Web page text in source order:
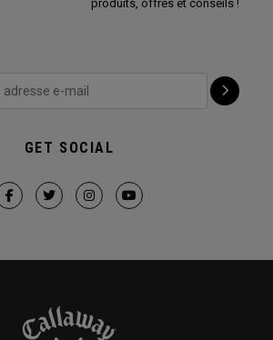
produits, offres et conseils !
GET SOCIAL